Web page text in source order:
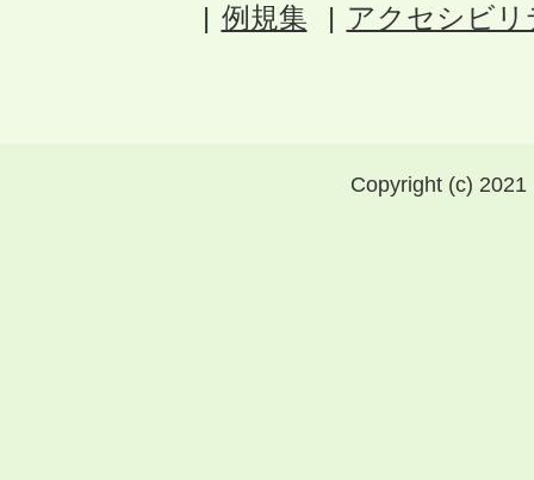
例規集
アクセシビ
Copyright (c)